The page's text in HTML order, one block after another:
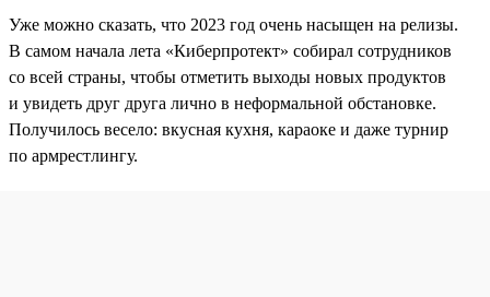
Уже можно сказать, что 2023 год очень насыщен на релизы.
В самом начала лета «Киберпротект» собирал сотрудников
со всей страны, чтобы отметить выходы новых продуктов
и увидеть друг друга лично в неформальной обстановке.
Получилось весело: вкусная кухня, караоке и даже турнир
по армрестлингу.